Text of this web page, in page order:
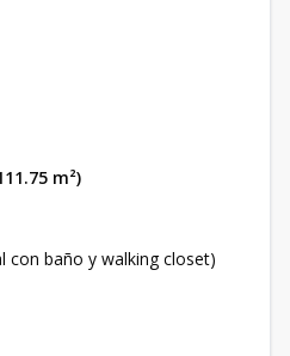
m²)
con baño y walking closet)